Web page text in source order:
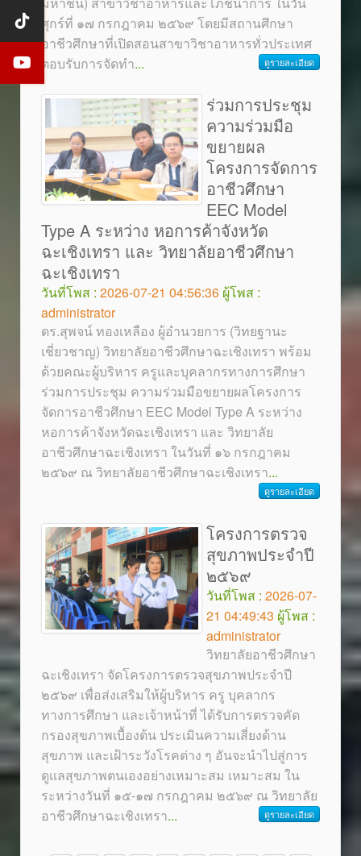
ศุกร์ที่ ๑๗ กรกฎาคม ๒๕๖๙ โดยมีสถานศึกษา
อาชีวศึกษาที่เปิดสอนสาขาวิชาอาหารทั่วประเทศ
ตอบรับการจัดทำ... ดูรายละเอียด
ร่วมการประชุม
ความร่วมมือ
ขยายผล
โครงการจัดการ
อาชีวศึกษา
EEC Model
Type A ระหว่าง หอการค้าจังหวัด
ฉะเชิงเทรา และ วิทยาลัยอาชีวศึกษา
ฉะเชิงเทรา
วันที่โพส : 2026-07-21 04:56:36 ผู้โพส :
administrator
ดร.สุพจน์ ทองเหลือง ผู้อำนวยการ (วิทยฐานะ
เชี่ยวชาญ) วิทยาลัยอาชีวศึกษาฉะเชิงเทรา พร้อม
ด้วยคณะผู้บริหาร ครูและบุคลากรทางการศึกษา
ร่วมการประชุม ความร่วมมือขยายผลโครงการ
จัดการอาชีวศึกษา EEC Model Type A ระหว่าง
หอการค้าจังหวัดฉะเชิงเทรา และ วิทยาลัย
อาชีวศึกษาฉะเชิงเทรา ในวันที่ ๑๖ กรกฎาคม
๒๕๖๙ ณ วิทยาลัยอาชีวศึกษาฉะเชิงเทรา...
ดูรายละเอียด
โครงการตรวจ
สุขภาพประจำปี
๒๕๖๙
วันที่โพส : 2026-07-
21 04:49:43 ผู้โพส :
administrator
วิทยาลัยอาชีวศึกษา
ฉะเชิงเทรา จัดโครงการตรวจสุขภาพประจำปี
๒๕๖๙ เพื่อส่งเสริมให้ผู้บริหาร ครู บุคลากร
ทางการศึกษา และเจ้าหน้าที่ ได้รับการตรวจคัด
กรองสุขภาพเบื้องต้น ประเมินความเสี่ยงด้าน
สุขภาพ และเฝ้าระวังโรคต่าง ๆ อันจะนำไปสู่การ
ดูแลสุขภาพตนเองอย่างเหมาะสม เหมาะสม ใน
ระหว่างวันที่ ๑๕-๑๗ กรกฎาคม ๒๕๖๙ ณ วิทยาลัย
อาชีวศึกษาฉะเชิงเทรา... ดูรายละเอียด